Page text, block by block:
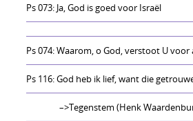
Ps 073: Ja, God is goed voor Israël
Ps 074: Waarom, o God, verstoot U voor
Ps 116: God heb ik lief, want die
–>Tegenstem (Henk